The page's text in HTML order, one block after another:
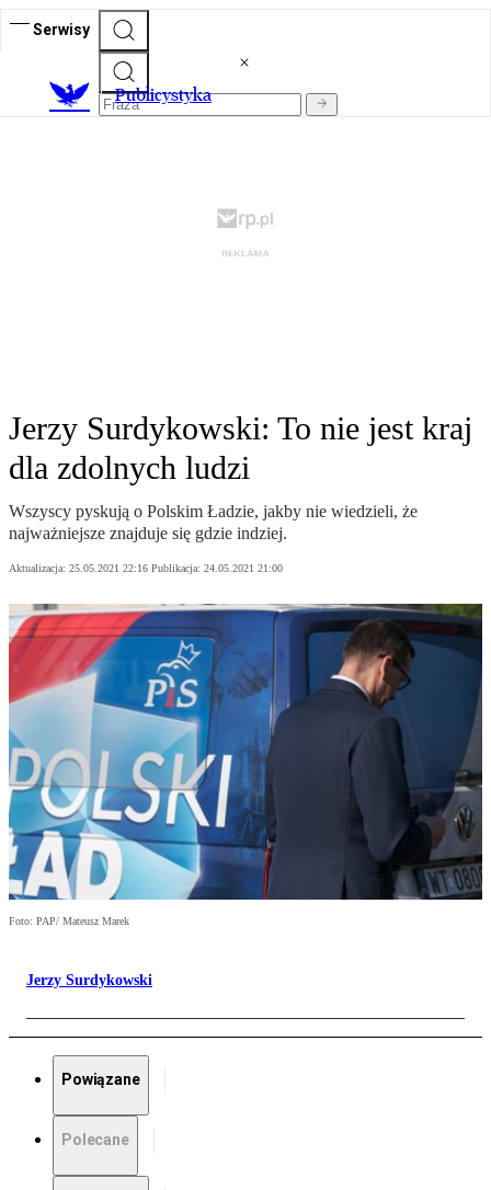
Serwisy
Publicystyka
Jerzy Surdykowski: To nie jest kraj
dla zdolnych ludzi
Wszyscy pyskują o Polskim Ładzie, jakby nie wiedzieli, że
najważniejsze znajduje się gdzie indziej.
Aktualizacja: 25.05.2021 22:16 Publikacja: 24.05.2021 21:00
Foto: PAP/ Mateusz Marek
Jerzy Surdykowski
Powiązane
Polecane